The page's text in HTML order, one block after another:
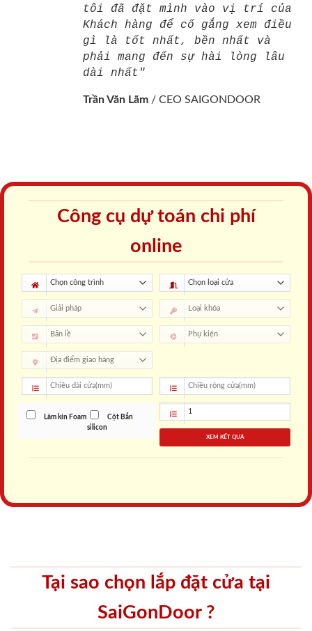
tôi đã đặt mình vào vị trí của
Khách hàng để cố gắng xem điều
gì là tốt nhất, bền nhất và
phải mang đến sự hài lòng lâu
dài nhất"
Trần Văn Lãm / CEO SAIGONDOOR
Công cụ dự toán chi phí
online
Làm kín Foam
Cột Bắn
silicon
XEM KẾT QUẢ
Tại sao chọn lắp đặt cửa tại
SaiGonDoor ?